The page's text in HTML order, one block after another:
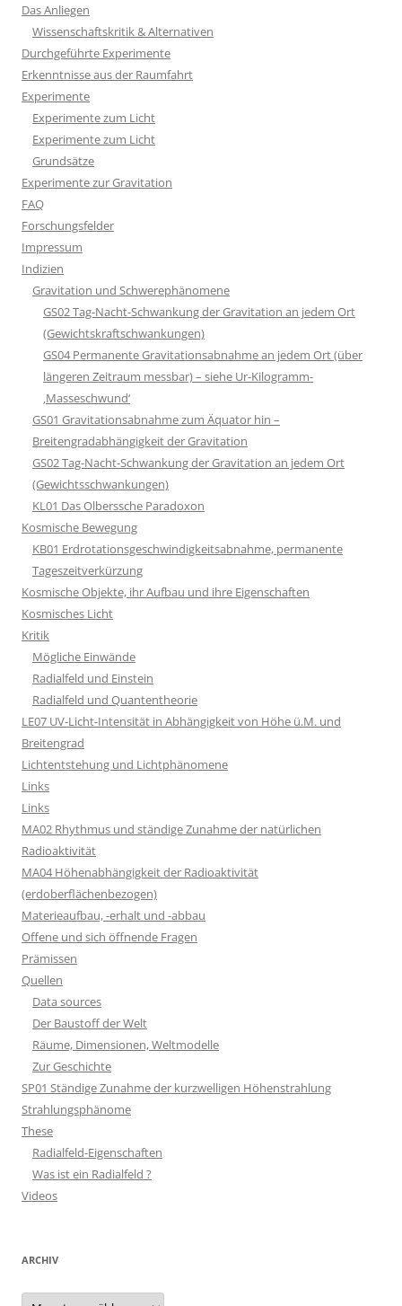
Das Anliegen
Wissenschaftskritik & Alternativen
Durchgeführte Experimente
Erkenntnisse aus der Raumfahrt
Experimente
Experimente zum Licht
Experimente zum Licht
Grundsätze
Experimente zur Gravitation
FAQ
Forschungsfelder
Impressum
Indizien
Gravitation und Schwerephänomene
GS02 Tag-Nacht-Schwankung der Gravitation an jedem Ort
(Gewichtskraftschwankungen)
GS04 Permanente Gravitationsabnahme an jedem Ort (über
längeren Zeitraum messbar) – siehe Ur-Kilogramm-
‚Masseschwund‘
GS01 Gravitationsabnahme zum Äquator hin –
Breitengradabhängigkeit der Gravitation
GS02 Tag-Nacht-Schwankung der Gravitation an jedem Ort
(Gewichtsschwankungen)
KL01 Das Olberssche Paradoxon
Kosmische Bewegung
KB01 Erdrotationsgeschwindigkeitsabnahme, permanente
Tageszeitverkürzung
Kosmische Objekte, ihr Aufbau und ihre Eigenschaften
Kosmisches Licht
Kritik
Mögliche Einwände
Radialfeld und Einstein
Radialfeld und Quantentheorie
LE07 UV-Licht-Intensität in Abhängigkeit von Höhe ü.M. und
Breitengrad
Lichtentstehung und Lichtphänomene
Links
Links
MA02 Rhythmus und ständige Zunahme der natürlichen
Radioaktivität
MA04 Höhenabhängigkeit der Radioaktivität
(erdoberflächenbezogen)
Materieaufbau, -erhalt und -abbau
Offene und sich öffnende Fragen
Prämissen
Quellen
Data sources
Der Baustoff der Welt
Räume, Dimensionen, Weltmodelle
Zur Geschichte
SP01 Ständige Zunahme der kurzwelligen Höhenstrahlung
Strahlungsphänome
These
Radialfeld-Eigenschaften
Was ist ein Radialfeld ?
Videos
ARCHIV
Archiv